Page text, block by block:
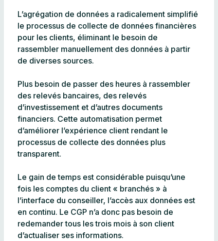
L’agrégation de données a radicalement simplifié
le processus de collecte de données financières
pour les clients, éliminant le besoin de
rassembler manuellement des données à partir
de diverses sources.
Plus besoin de passer des heures à rassembler
des relevés bancaires, des relevés
d’investissement et d’autres documents
financiers. Cette automatisation permet
d’améliorer l’expérience client rendant le
processus de collecte des données plus
transparent.
Le gain de temps est considérable puisqu’une
fois les comptes du client « branchés » à
l’interface du conseiller, l’accès aux données est
en continu. Le CGP n’a donc pas besoin de
redemander tous les trois mois à son client
d’actualiser ses informations.